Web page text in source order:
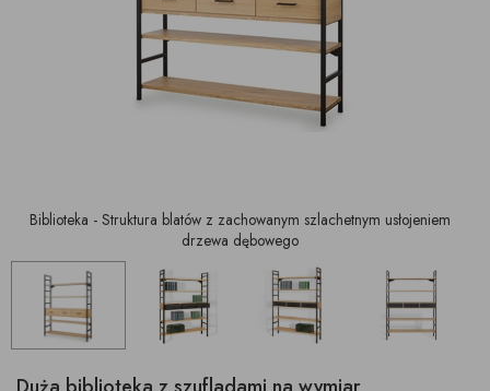
Biblioteka - Struktura blatów z zachowanym szlachetnym usłojeniem
drzewa dębowego